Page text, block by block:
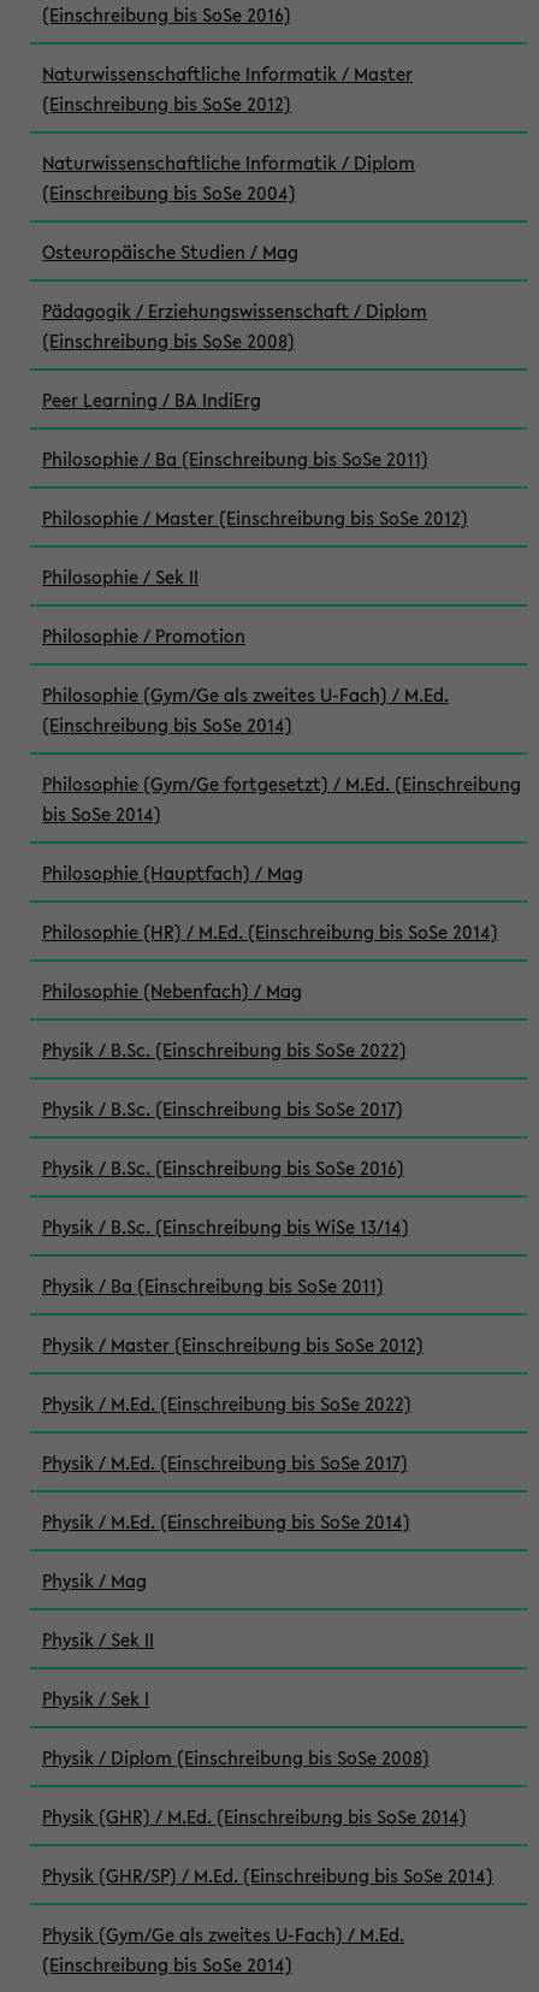
(Einschreibung bis SoSe 2016)
Naturwissenschaftliche Informatik / Master
(Einschreibung bis SoSe 2012)
Naturwissenschaftliche Informatik / Diplom
(Einschreibung bis SoSe 2004)
Osteuropäische Studien / Mag
Pädagogik / Erziehungswissenschaft / Diplom
(Einschreibung bis SoSe 2008)
Peer Learning / BA IndiErg
Philosophie / Ba (Einschreibung bis SoSe 2011)
Philosophie / Master (Einschreibung bis SoSe 2012)
Philosophie / Sek II
Philosophie / Promotion
Philosophie (Gym/Ge als zweites U-Fach) / M.Ed.
(Einschreibung bis SoSe 2014)
Philosophie (Gym/Ge fortgesetzt) / M.Ed. (Einschreibung
bis SoSe 2014)
Philosophie (Hauptfach) / Mag
Philosophie (HR) / M.Ed. (Einschreibung bis SoSe 2014)
Philosophie (Nebenfach) / Mag
Physik / B.Sc. (Einschreibung bis SoSe 2022)
Physik / B.Sc. (Einschreibung bis SoSe 2017)
Physik / B.Sc. (Einschreibung bis SoSe 2016)
Physik / B.Sc. (Einschreibung bis WiSe 13/14)
Physik / Ba (Einschreibung bis SoSe 2011)
Physik / Master (Einschreibung bis SoSe 2012)
Physik / M.Ed. (Einschreibung bis SoSe 2022)
Physik / M.Ed. (Einschreibung bis SoSe 2017)
Physik / M.Ed. (Einschreibung bis SoSe 2014)
Physik / Mag
Physik / Sek II
Physik / Sek I
Physik / Diplom (Einschreibung bis SoSe 2008)
Physik (GHR) / M.Ed. (Einschreibung bis SoSe 2014)
Physik (GHR/SP) / M.Ed. (Einschreibung bis SoSe 2014)
Physik (Gym/Ge als zweites U-Fach) / M.Ed.
(Einschreibung bis SoSe 2014)